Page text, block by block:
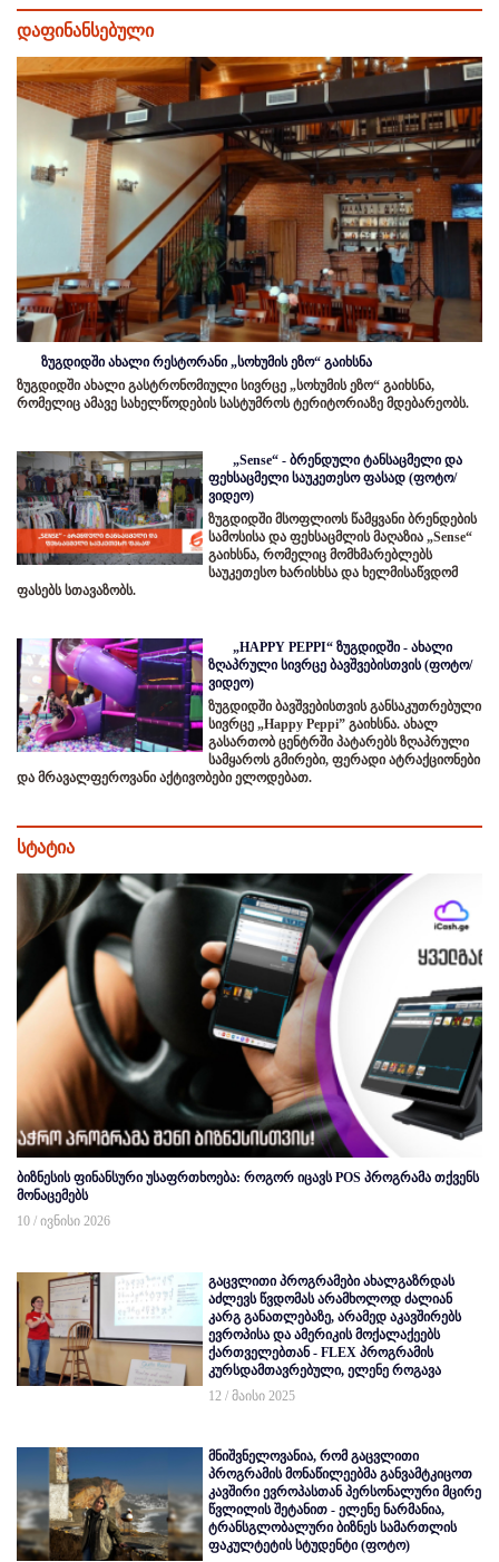
დაფინანსებული
ზუგდიდში ახალი რესტორანი „სოხუმის ეზო“ გაიხსნა
ზუგდიდში ახალი გასტრონომიული სივრცე „სოხუმის ეზო“ გაიხსნა,
რომელიც ამავე სახელწოდების სასტუმროს ტერიტორიაზე მდებარეობს.
„Sense“ - ბრენდული ტანსაცმელი და
ფეხსაცმელი საუკეთესო ფასად (ფოტო/
ვიდეო)
ზუგდიდში მსოფლიოს წამყვანი ბრენდების
სამოსისა და ფეხსაცმლის მაღაზია „Sense“
გაიხსნა, რომელიც მომხმარებლებს
საუკეთესო ხარისხსა და ხელმისაწვდომ
ფასებს სთავაზობს.
„HAPPY PEPPI“ ზუგდიდში - ახალი
ზღაპრული სივრცე ბავშვებისთვის (ფოტო/
ვიდეო)
ზუგდიდში ბავშვებისთვის განსაკუთრებული
სივრცე „Happy Peppi” გაიხსნა. ახალ
გასართობ ცენტრში პატარებს ზღაპრული
სამყაროს გმირები, ფერადი ატრაქციონები
და მრავალფეროვანი აქტივობები ელოდებათ.
სტატია
ბიზნესის ფინანსური უსაფრთხოება: როგორ იცავს POS პროგრამა თქვენს
მონაცემებს
10 / ივნისი 2026
გაცვლითი პროგრამები ახალგაზრდას
აძლევს წვდომას არამხოლოდ ძალიან
კარგ განათლებაზე, არამედ აკავშირებს
ევროპისა და ამერიკის მოქალაქეებს
ქართველებთან - FLEX პროგრამის
კურსდამთავრებული, ელენე როგავა
12 / მაისი 2025
მნიშვნელოვანია, რომ გაცვლითი
პროგრამის მონაწილეებმა განვამტკიცოთ
კავშირი ევროპასთან პერსონალური მცირე
წვლილის შეტანით - ელენე ნარმანია,
ტრანსგლობალური ბიზნეს სამართლის
ფაკულტეტის სტუდენტი (ფოტო)